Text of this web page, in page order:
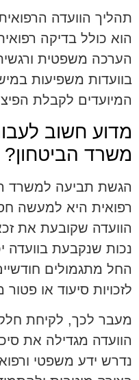
תהליך הוועדה
הוא כולל בדיקה
הערכה משפטית
בוועדות משפיעות
המיועדים לקבלת
מדוע חשוב
משרד הביטחון?
הגשת תביעה למשרד
רפואית היא למעשה
הוועדה שקובעת את
נכות שנקבעת בוועדה
החל מתגמולים
לזכויות סיעוד או
מעבר לכך, לקיחת
הוועדה מגדילה את
נדרש ידע משפטי